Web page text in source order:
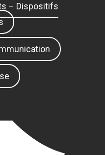
– Dispositifs